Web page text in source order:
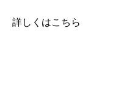
詳しくはこちら